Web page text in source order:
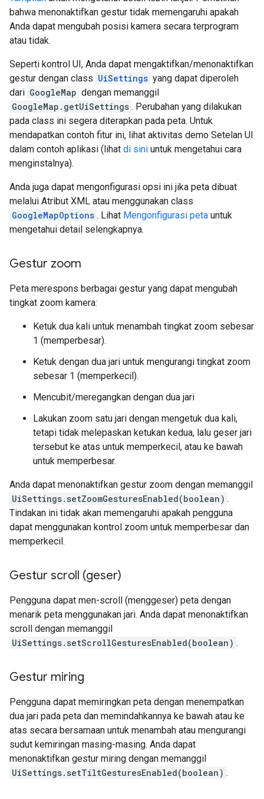
bahwa menonaktifkan gestur tidak memengaruhi apakah
Anda dapat mengubah posisi kamera secara terprogram
atau tidak.
Seperti kontrol UI, Anda dapat mengaktifkan/menonaktifkan
gestur dengan class UiSettings yang dapat diperoleh
dari GoogleMap dengan memanggil
GoogleMap.getUiSettings . Perubahan yang dilakukan
pada class ini segera diterapkan pada peta. Untuk
mendapatkan contoh fitur ini, lihat aktivitas demo Setelan UI
dalam contoh aplikasi (lihat di sini untuk mengetahui cara
menginstalnya).
Anda juga dapat mengonfigurasi opsi ini jika peta dibuat
melalui Atribut XML atau menggunakan class
GoogleMapOptions . Lihat Mengonfigurasi peta untuk
mengetahui detail selengkapnya.
Gestur zoom
Peta merespons berbagai gestur yang dapat mengubah
tingkat zoom kamera:
Ketuk dua kali untuk menambah tingkat zoom sebesar
1 (memperbesar).
Ketuk dengan dua jari untuk mengurangi tingkat zoom
sebesar 1 (memperkecil).
Mencubit/meregangkan dengan dua jari
Lakukan zoom satu jari dengan mengetuk dua kali,
tetapi tidak melepaskan ketukan kedua, lalu geser jari
tersebut ke atas untuk memperkecil, atau ke bawah
untuk memperbesar.
Anda dapat menonaktifkan gestur zoom dengan memanggil
UiSettings.setZoomGesturesEnabled(boolean) .
Tindakan ini tidak akan memengaruhi apakah pengguna
dapat menggunakan kontrol zoom untuk memperbesar dan
memperkecil.
Gestur scroll (geser)
Pengguna dapat men-scroll (menggeser) peta dengan
menarik peta menggunakan jari. Anda dapat menonaktifkan
scroll dengan memanggil
UiSettings.setScrollGesturesEnabled(boolean) .
Gestur miring
Pengguna dapat memiringkan peta dengan menempatkan
dua jari pada peta dan memindahkannya ke bawah atau ke
atas secara bersamaan untuk menambah atau mengurangi
sudut kemiringan masing-masing. Anda dapat
menonaktifkan gestur miring dengan memanggil
UiSettings.setTiltGesturesEnabled(boolean) .